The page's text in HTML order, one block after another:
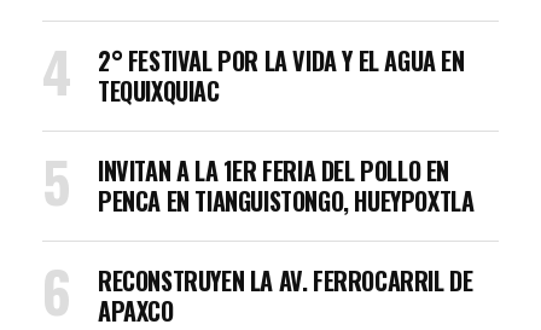
2° FESTIVAL POR LA VIDA Y EL AGUA EN
TEQUIXQUIAC
INVITAN A LA 1ER FERIA DEL POLLO EN
PENCA EN TIANGUISTONGO, HUEYPOXTLA
RECONSTRUYEN LA AV. FERROCARRIL DE
APAXCO